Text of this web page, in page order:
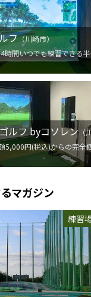
フ（川崎市）
時間いつでも練習できる
ルフ byコソレン（
5,000円(税込)からの完全
マガジン
練習